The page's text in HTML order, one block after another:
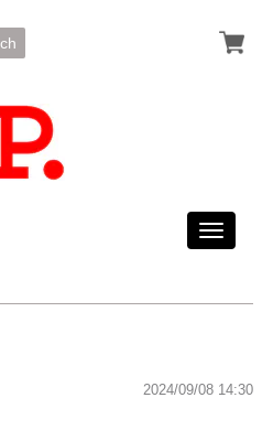
Toggle
2024/09/08 14:30